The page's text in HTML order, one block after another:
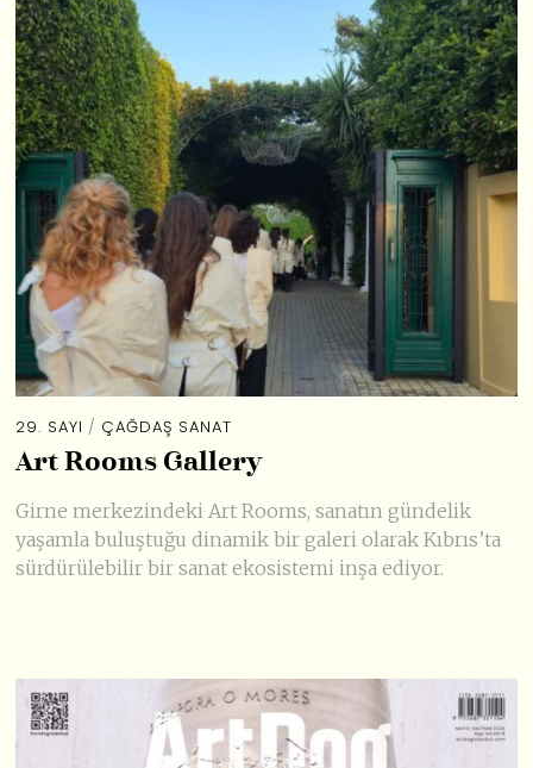
29. SAYI / ÇAĞDAŞ SANAT
Art Rooms Gallery
Girne merkezindeki Art Rooms, sanatın gündelik
yaşamla buluştuğu dinamik bir galeri olarak Kıbrıs’ta
sürdürülebilir bir sanat ekosistemi inşa ediyor.